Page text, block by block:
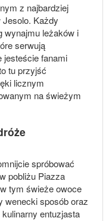
z najbardziej
Każdy
wynajmu leżaków i
serwują
jesteście fanami
tu przyjść
licznym
na świeżym
spróbować
pobliżu Piazza
tym świeże owoce
wenecki sposób oraz
entuzjasta